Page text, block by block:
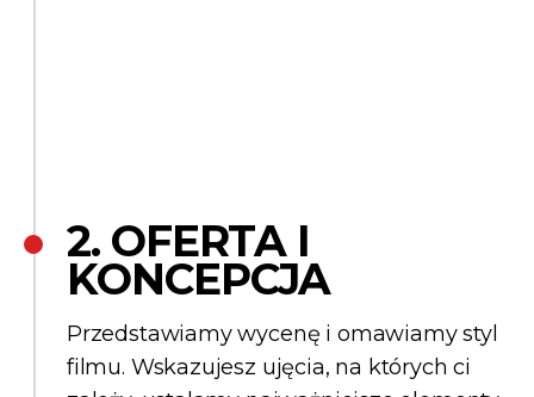
2. OFERTA I
KONCEPCJA
Przedstawiamy wycenę i omawiamy styl
filmu. Wskazujesz ujęcia, na których ci